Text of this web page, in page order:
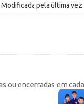
ou encerradas em cada